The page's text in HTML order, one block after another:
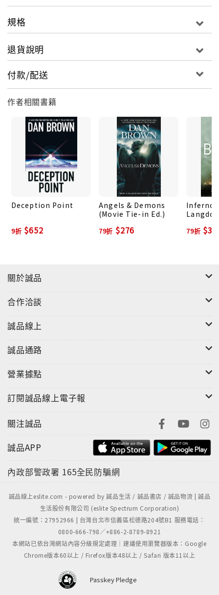
規格
退貨說明
付款/配送
作者相關書籍
Deception Point
9折 $652
Angels & Demons
(Movie Tie-in Ed.)
79折 $276
Inferno:
79折
關於誠品
合作洽談
誠品線上
誠品通路
營業據點
訂閱誠品線上電子報
關注誠品
誠品APP
內政部警政署 165全民防騙網
誠品線上eslite.com - powered by 誠品生活 / 誠品書店 / 誠品物流 | 誠品
生活股份有限公司 (eslite Spectrum Corporation)
統一編號：27952966 | 台灣台北市信義區松德路204號B1 服務電話：
0800-666-798／+886-2-8789-8921
本網站已依台灣網站內容分級規定處理｜建議使用瀏覽器版本：Google
Chrome版本60以上 / Firefox版本48以上 / Safari 版本11以上
Passkey Pledge